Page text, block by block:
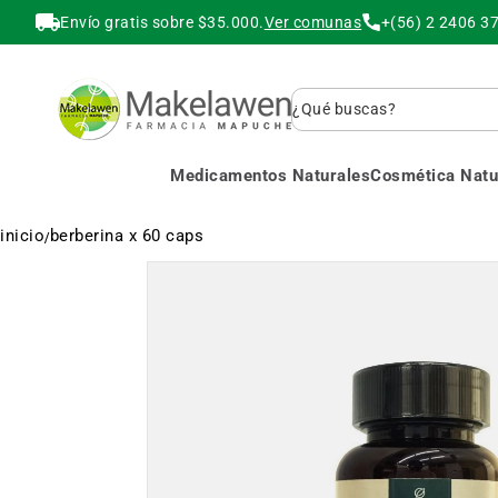
Envío gratis sobre $35.000.Ver comunas +(56) 2 2406
Buscar
Medicamentos NaturalesCosmética
inicio berberina x 60 caps